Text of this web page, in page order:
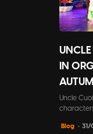
IN
Uncle
and
Blog •